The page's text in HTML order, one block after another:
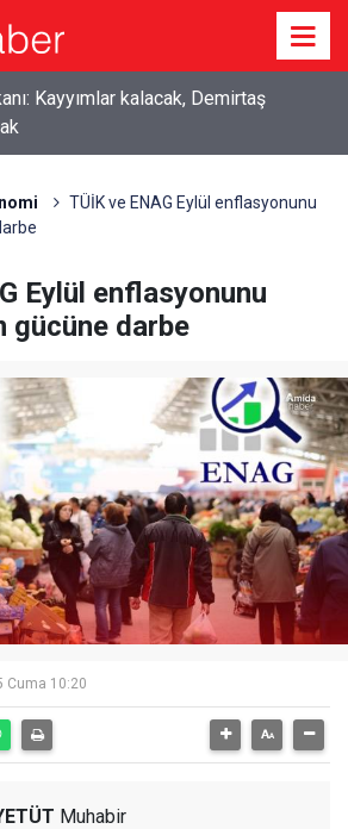
Kayyımlar kalacak, Demirtaş
TÜİK ve ENAG Eylül enflasyonunu
Eylül enflasyonunu
gücüne darbe
Cuma 10:20
Muhabir